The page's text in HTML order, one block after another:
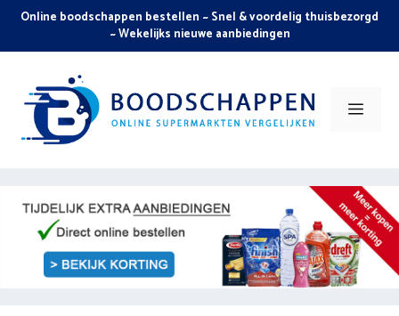
Skip
content
Online boodschappen bestellen ~ Snel & voordelig thuisbezorgd
~ Wekelijks nieuwe aanbiedingen
Menu